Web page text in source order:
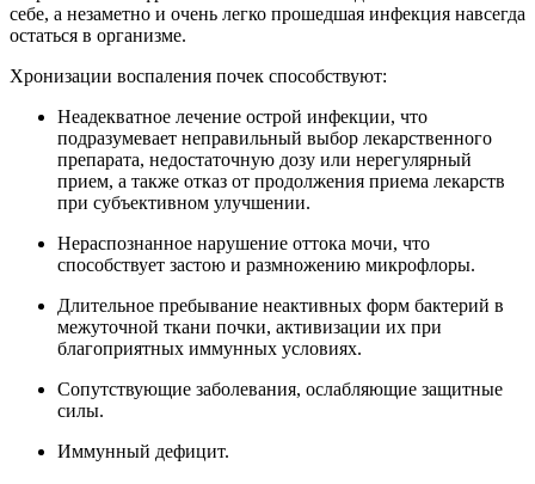
себе, а незаметно и очень легко прошедшая инфекция навсегда
остаться в организме.
Хронизации воспаления почек способствуют:
Неадекватное лечение острой инфекции, что
подразумевает неправильный выбор лекарственного
препарата, недостаточную дозу или нерегулярный
прием, а также отказ от продолжения приема лекарств
при субъективном улучшении.
Нераспознанное нарушение оттока мочи, что
способствует застою и размножению микрофлоры.
Длительное пребывание неактивных форм бактерий в
межуточной ткани почки, активизации их при
благоприятных иммунных условиях.
Сопутствующие заболевания, ослабляющие защитные
силы.
Иммунный дефицит.